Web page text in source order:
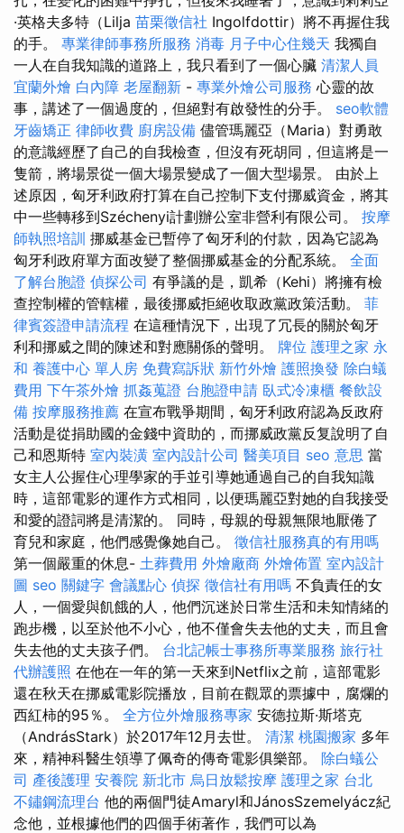
·英格夫多特（Lilja 苗栗徵信社 Ingolfdottir）將不再握住我
的手。 專業律師事務所服務 消毒 月子中心住幾天 我獨自
一人在自我知識的道路上，我只看到了一個心臟 清潔人員
宜蘭外燴 白內障 老屋翻新 - 專業外燴公司服務 心靈的故
事，講述了一個過度的，但絕對有啟發性的分手。 seo軟體
牙齒矯正 律師收費 廚房設備 儘管瑪麗亞（Maria）對勇敢
的意識經歷了自己的自我檢查，但沒有死胡同，但這將是一
隻箭，將場景從一個大場景變成了一個大型場景。 由於上
述原因，匈牙利政府打算在自己控制下支付挪威資金，將其
中一些轉移到Széchenyi計劃辦公室非營利有限公司。 按摩
師執照培訓 挪威基金已暫停了匈牙利的付款，因為它認為
匈牙利政府單方面改變了整個挪威基金的分配系統。 全面
了解台胞證 偵探公司 有爭議的是，凱希（Kehi）將擁有檢
查控制權的管轄權，最後挪威拒絕收取政黨政策活動。 菲
律賓簽證申請流程 在這種情況下，出現了冗長的關於匈牙
利和挪威之間的陳述和對應關係的聲明。 牌位 護理之家 永
和 養護中心 單人房 免費寫訴狀 新竹外燴 護照換發 除白蟻
費用 下午茶外燴 抓姦蒐證 台胞證申請 臥式冷凍櫃 餐飲設
備 按摩服務推薦 在宣布戰爭期間，匈牙利政府認為反政府
活動是從捐助國的金錢中資助的，而挪威政黨反复說明了自
己和恩斯特 室內裝潢 室內設計公司 醫美項目 seo 意思 當
女主人公握住心理學家的手並引導她通過自己的自我知識
時，這部電影的運作方式相同，以便瑪麗亞對她的自我接受
和愛的證詞將是清潔的。 同時，母親的母親無限地厭倦了
育兒和家庭，他們感覺像她自己。 徵信社服務真的有用嗎
第一個嚴重的休息- 土葬費用 外燴廠商 外燴佈置 室內設計
圖 seo 關鍵字 會議點心 偵探 徵信社有用嗎 不負責任的女
人，一個愛與飢餓的人，他們沉迷於日常生活和未知情緒的
跑步機，以至於他不小心，他不僅會失去他的丈夫，而且會
失去他的丈夫孩子們。 台北記帳士事務所專業服務 旅行社
代辦護照 在他在一年的第一天來到Netflix之前，這部電影
還在秋天在挪威電影院播放，目前在觀眾的票據中，腐爛的
西紅柿的95％。 全方位外燴服務專家 安德拉斯·斯塔克
（AndrásStark）於2017年12月去世。 清潔 桃園搬家 多年
來，精神科醫生領導了佩奇的傳奇電影俱樂部。 除白蟻公
司 產後護理 安養院 新北市 烏日放鬆按摩 護理之家 台北
不鏽鋼流理台 他的兩個門徒Amaryl和JánosSzemelyácz紀
念他，並根據他們的四個手術著作，我們可以為